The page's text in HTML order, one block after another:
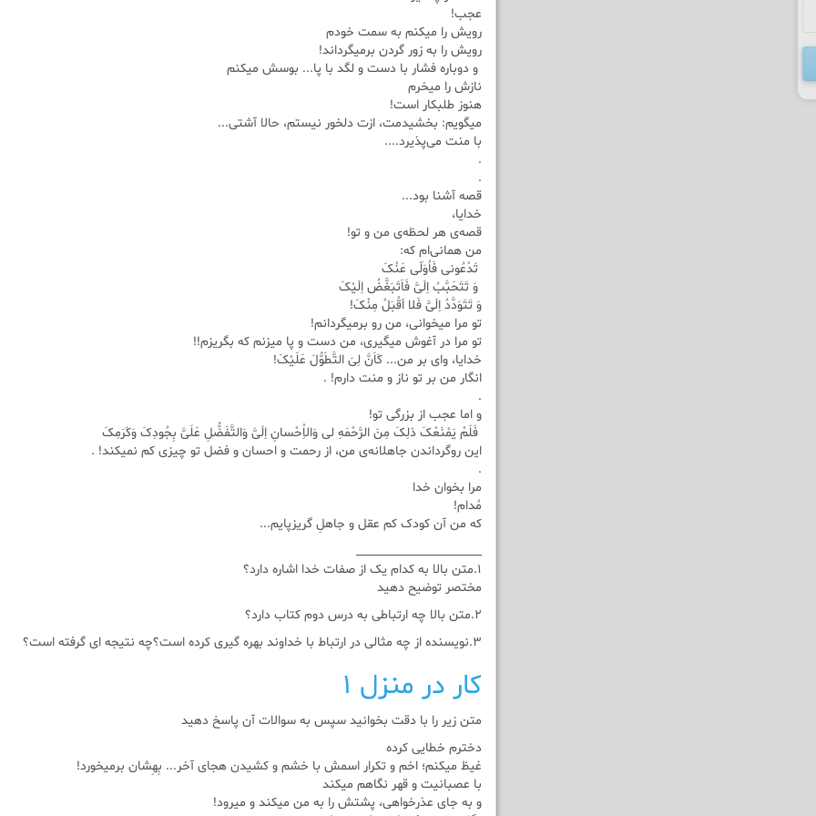
عجب!
رویش را میکنم به سمت خودم
رویش را به زور گردن برمیگرداند!
و دوباره فشار با دست و لگد با پا... بوسش میکنم
نازش را میخرم
هنوز طلبکار است!
میگویم: بخشیدمت، ازت دلخور نیستم، حالا آشتی...
با منت می‌پذیرد....
.
.
قصه آشنا بود...
خدایا،
قصه‌ی هر لحظه‌ی من و تو!
من همانی‌ام که:
تَدْعُونى فَاُوَلّى عَنْکَ
وَ تَتَحَبَّبُ اِلَىَّ فَاَتَبَغَّضُ اِلَیْکَ
وَ تَتَوَدَّدُ اِلَىَّ فَلا اَقْبَلُ مِنْکَ!
تو مرا میخوانی، من رو برمیگردانم!
تو مرا در آغوش میگیری، من دست و پا میزنم که بگریزم!!
خدایا، وای بر من... کَاَنَّ لِىَ التَّطَوُّلَ عَلَیْکَ!
انگار من بر تو ناز و منت دارم! .
.
و اما عجب از بزرگی تو!
فَلَمْ یَمْنَعْکَ ذلِکَ مِنَ الرَّحْمَهِ لى وَالاِْحْسانِ اِلَىَّ وَالتَّفَضُّلِ عَلَىَّ بِجُودِکَ وَکَرَمِکَ
این روگرداندن جاهلانه‌ی من، از رحمت و احسان و فضل تو چیزی کم نمیکند! .
.
مرا بخوان خدا
مُدام!
که من آن کودک کم عقل و جاهلِ گریزپایم...
_______________________
۱.متن بالا به کدام یک از صفات خدا اشاره دارد؟
مختصر توضیح دهید
۲.متن بالا چه ارتباطی به درس دوم کتاب دارد؟
۳.نویسنده از چه مثالی در ارتباط با خداوند بهره گیری کرده است؟چه نتیجه ای گرفته است؟
کار در منزل ۱
متن زیر را با دقت بخوانید سپس به سوالات آن پاسخ دهید
دخترم خطایی کرده
غیظ میکنم؛ اخم و تکرار اسمش با خشم و کشیدن هجای آخر... بِهِشان برمیخورد!
با عصبانیت و قهر نگاهم میکند
و به جای عذرخواهی، پشتش را به من میکند و میرود!